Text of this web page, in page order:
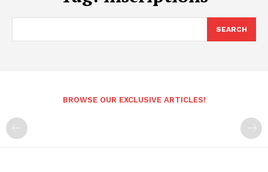
SEARCH
BROWSE OUR EXCLUSIVE ARTICLES!